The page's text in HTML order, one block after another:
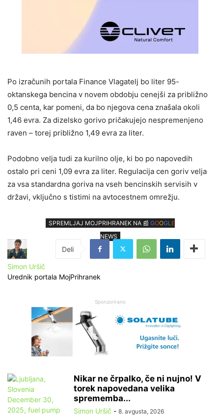
Po izračunih portala Finance Vlagatelj bo liter 95-
oktanskega bencina v novem obdobju cenejši za približno
0,5 centa, kar pomeni, da bo njegova cena znašala okoli
1,46 evra. Za dizelsko gorivo pričakujejo nespremenjeno
raven – torej približno 1,49 evra za liter.
Podobno velja tudi za kurilno olje, ki bo po napovedih
ostalo pri ceni 1,09 evra za liter. Regulacija cen goriv velja
za vsa standardna goriva na vseh bencinskih servisih v
državi, vključno s tistimi na avtocestnem omrežju.
SPREMLJAJ MOJPRIHRANEK NA 📰 GOOGL E
NEWS
Simon Uršič
Urednik portala MojPrihranek
Sponzorirano
Nikar ne črpalko, če ni nujno! V
torek napovedana velika
sprememba...
Simon Uršič - 8. avgusta, 2026